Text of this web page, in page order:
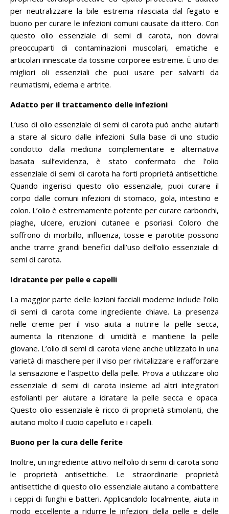
per neutralizzare la bile estrema rilasciata dal fegato e
buono per curare le infezioni comuni causate da ittero. Con
questo olio essenziale di semi di carota, non dovrai
preoccuparti di contaminazioni muscolari, ematiche e
articolari innescate da tossine corporee estreme. È uno dei
migliori oli essenziali che puoi usare per salvarti da
reumatismi, edema e artrite.
Adatto per il trattamento delle infezioni
L’uso di olio essenziale di semi di carota può anche aiutarti
a stare al sicuro dalle infezioni. Sulla base di uno studio
condotto dalla medicina complementare e alternativa
basata sull’evidenza, è stato confermato che l’olio
essenziale di semi di carota ha forti proprietà antisettiche.
Quando ingerisci questo olio essenziale, puoi curare il
corpo dalle comuni infezioni di stomaco, gola, intestino e
colon. L’olio è estremamente potente per curare carbonchi,
piaghe, ulcere, eruzioni cutanee e psoriasi.Coloro che
soffrono di morbillo, influenza, tosse e parotite possono
anche trarre grandi benefici dall’uso dell’olio essenziale di
semi di carota.
Idratante per pelle e capelli
La maggior parte delle lozioni facciali moderne include l’olio
di semi di carota come ingrediente chiave. La presenza
nelle creme per il viso aiuta a nutrire la pelle secca,
aumenta la ritenzione di umidità e mantiene la pelle
giovane. L’olio di semi di carota viene anche utilizzato in una
varietà di maschere per il viso per rivitalizzare e rafforzare
la sensazione e l’aspetto della pelle. Prova a utilizzare olio
essenziale di semi di carota insieme ad altri integratori
esfolianti per aiutare a idratare la pelle secca e opaca.
Questo olio essenziale è ricco di proprietà stimolanti, che
aiutano molto il cuoio capelluto e i capelli.
Buono per la cura delle ferite
Inoltre, un ingrediente attivo nell’olio di semi di carota sono
le proprietà antisettiche. Le straordinarie proprietà
antisettiche di questo olio essenziale aiutano a combattere
i ceppi di funghi e batteri.Applicandolo localmente, aiuta in
modo eccellente a ridurre le infezioni della pelle e delle